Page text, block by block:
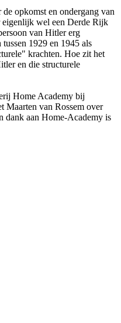
opkomst en ondergang van
wel een Derde Rijk
van Hitler erg
1929 en 1945 als
krachten. Hoe zit het
en die structurele
Home Academy bij
Maarten van Rossem over
dank aan Home-Academy is